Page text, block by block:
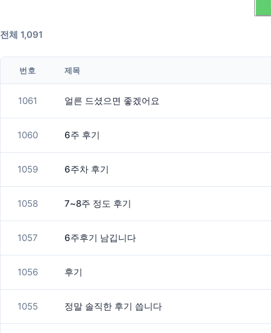
전체 1,091
번호 제목
1061 얼른 드셨으면 좋겠어요
1060 6주 후기
1059 6주차 후기
1058 7~8주 정도 후기
1057 6주후기 남깁니다
1056 후기
1055 정말 솔직한 후기 씁니다